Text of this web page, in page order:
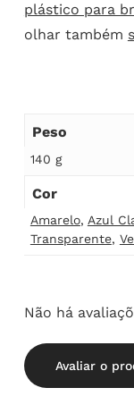
plástico para
olhar também
Peso
140 g
Cor
Amarelo, Azul
Transparente,
Não há
Avaliar o